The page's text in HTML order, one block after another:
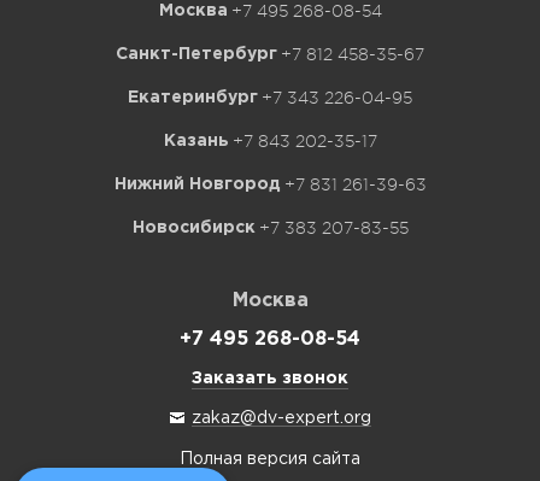
Москва +7 495 268-08-54
Санкт-Петербург +7 812 458-35-67
Екатеринбург +7 343 226-04-95
Казань +7 843 202-35-17
Нижний Новгород +7 831 261-39-63
Новосибирск +7 383 207-83-55
Москва
+7 495 268-08-54
Заказать звонок
zakaz@dv-expert.org
Полная версия сайта